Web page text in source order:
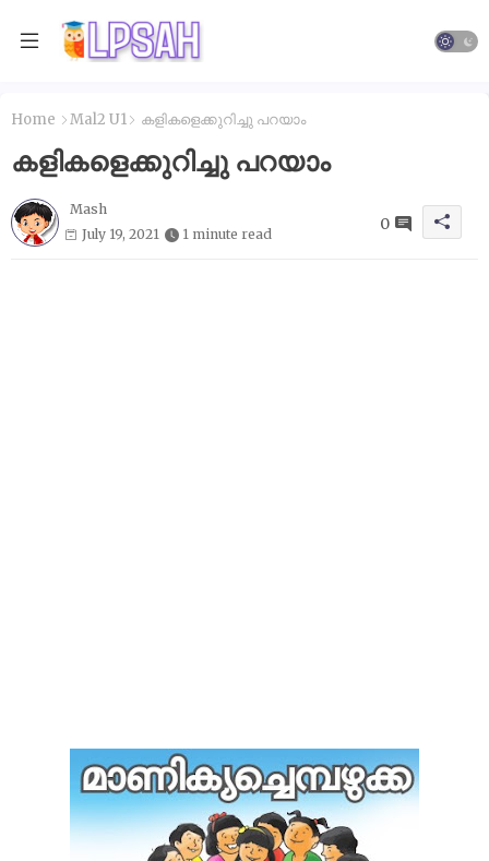
Home Mal2 U1 കളികളെക്കുറിച്ചു പറയാം
കളികളെക്കുറിച്ചു പറയാം
Mash
July 19, 2021
1 minute read
0